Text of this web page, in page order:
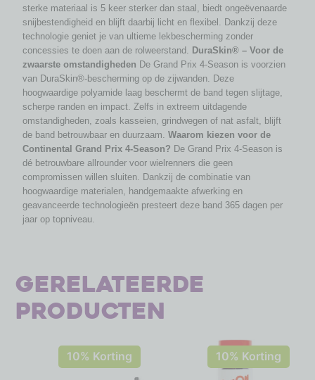
sterke materiaal is 5 keer sterker dan staal, biedt ongeëvenaarde
snijbestendigheid en blijft daarbij licht en flexibel. Dankzij deze
technologie geniet je van ultieme lekbescherming zonder
concessies te doen aan de rolweerstand. DuraSkin® – Voor de
zwaarste omstandigheden De Grand Prix 4-Season is voorzien
van DuraSkin®-bescherming op de zijwanden. Deze
hoogwaardige polyamide laag beschermt de band tegen slijtage,
scherpe randen en impact. Zelfs in extreem uitdagende
omstandigheden, zoals kasseien, grindwegen of nat asfalt, blijft
de band betrouwbaar en duurzaam.Waarom kiezen voor de
Continental Grand Prix 4-Season? De Grand Prix 4-Season is
dé betrouwbare allrounder voor wielrenners die geen
compromissen willen sluiten. Dankzij de combinatie van
hoogwaardige materialen, handgemaakte afwerking en
geavanceerde technologieën presteert deze band 365 dagen per
jaar op topniveau.
Gerelateerde
producten
10% Korting 10% Korting